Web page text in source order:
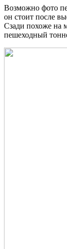
Возможно фото
он стоит после
Сзади похоже на
пешеходный